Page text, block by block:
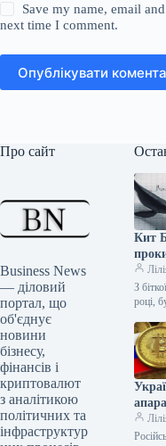
Save my name, email
next time I comment.
Опублікувати
Про сайт
Business News
— діловий
портал, що
об'єднує
новини
бізнесу,
фінансів і
криптовалют
з аналітикою
політичних та
інфраструктур
Кит
З
році,
млн,